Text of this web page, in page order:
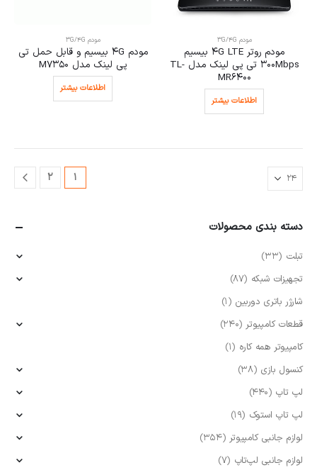
مودم 3G/4G
مودم روتر 4G LTE بیسیم
300Mbps تی پی لینک مدل TL-
MR6400
اطلاعات بیشتر
مودم 3G/4G
مودم 4G بیسیم و قابل حمل تی
پی لینک مدل M7350
اطلاعات بیشتر
1
2
دسته بندی محصولات
تبلت (33)
تجهیزات شبکه (87)
شارژر باتری دوربین (1)
قطعات کامپیوتر (240)
کامپیوتر همه کاره (1)
کنسول بازی (38)
لپ تاپ (440)
لپ تاپ استوک (19)
لوازم جانبی کامپیوتر (354)
لوازم جانبی لپ‌تاپ (7)